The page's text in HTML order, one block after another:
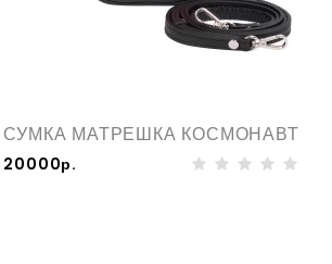
СУМКА МАТРЕШКА КОСМОНАВТ
20000р.